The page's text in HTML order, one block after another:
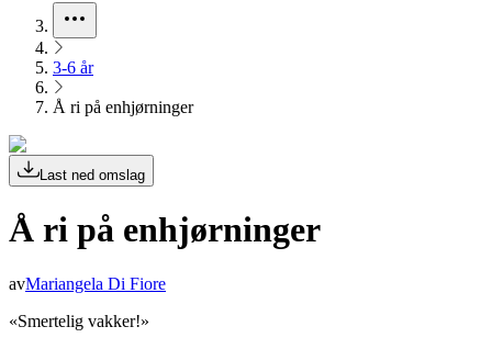
3-6 år
Å ri på enhjørninger
Last ned omslag
Å ri på enhjørninger
avMariangela Di Fiore
«Smertelig vakker!»